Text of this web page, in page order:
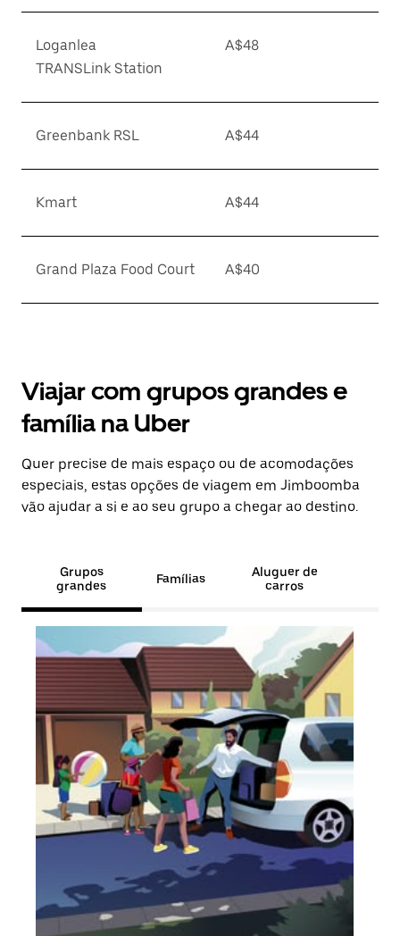
Loganlea
TRANSLink Station
A$48
Greenbank RSL A$44
Kmart A$44
Grand Plaza Food Court A$40
Viajar com grupos grandes e
família na Uber
Quer precise de mais espaço ou de acomodações
especiais, estas opções de viagem em Jimboomba
vão ajudar a si e ao seu grupo a chegar ao destino.
Grupos
grandes
Famílias
Aluguer de
carros